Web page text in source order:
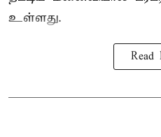
உள்ளது.
Read